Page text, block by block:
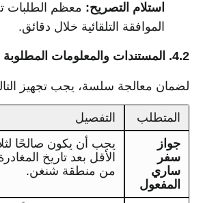
استلام التصريح: معظم
الموافقة التلقائية خلال دقائق.
4.2. المستندات والمعلومات المطلوبة
لضمان معالجة سلسة، يجب تجهيز
المتطلب
التفصيل
جواز
سفر
ساري
المفعول
يجب أن يكون صالحًا
الأقل بعد تاريخ
من منطقة شنغن.